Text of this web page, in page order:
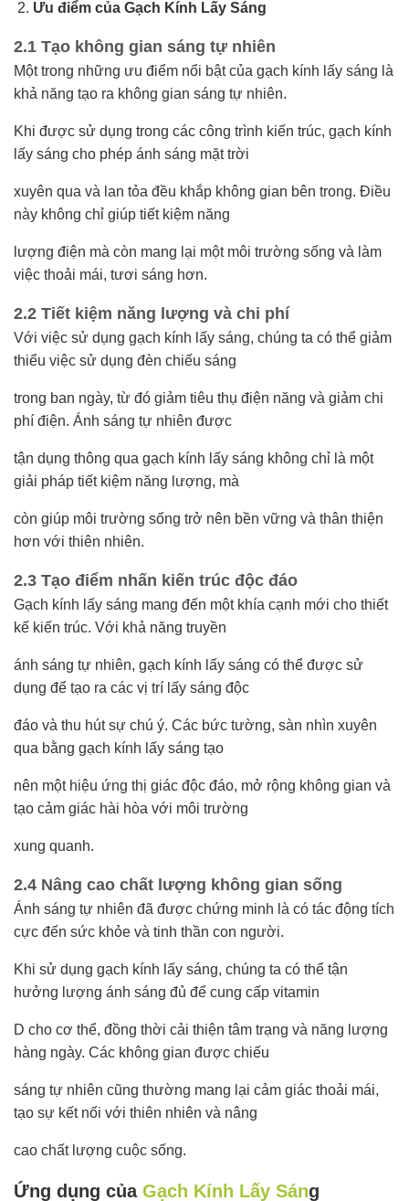
Ưu điểm của Gạch Kính Lấy Sáng
2.1 Tạo không gian sáng tự nhiên
Một trong những ưu điểm nổi bật của gạch kính lấy sáng là
khả năng tạo ra không gian sáng tự nhiên.
Khi được sử dụng trong các công trình kiến trúc, gạch kính
lấy sáng cho phép ánh sáng mặt trời
xuyên qua và lan tỏa đều khắp không gian bên trong. Điều
này không chỉ giúp tiết kiệm năng
lượng điện mà còn mang lại một môi trường sống và làm
việc thoải mái, tươi sáng hơn.
2.2 Tiết kiệm năng lượng và chi phí
Với việc sử dụng gạch kính lấy sáng, chúng ta có thể giảm
thiểu việc sử dụng đèn chiếu sáng
trong ban ngày, từ đó giảm tiêu thụ điện năng và giảm chi
phí điện. Ánh sáng tự nhiên được
tận dụng thông qua gạch kính lấy sáng không chỉ là một
giải pháp tiết kiệm năng lượng, mà
còn giúp môi trường sống trở nên bền vững và thân thiện
hơn với thiên nhiên.
2.3 Tạo điểm nhấn kiến trúc độc đáo
Gạch kính lấy sáng mang đến một khía cạnh mới cho thiết
kế kiến trúc. Với khả năng truyền
ánh sáng tự nhiên, gạch kính lấy sáng có thể được sử
dụng để tạo ra các vị trí lấy sáng độc
đáo và thu hút sự chú ý. Các bức tường, sàn nhìn xuyên
qua bằng gạch kính lấy sáng tạo
nên một hiệu ứng thị giác độc đáo, mở rộng không gian và
tạo cảm giác hài hòa với môi trường
xung quanh.
2.4 Nâng cao chất lượng không gian sống
Ánh sáng tự nhiên đã được chứng minh là có tác động tích
cực đến sức khỏe và tinh thần con người.
Khi sử dụng gạch kính lấy sáng, chúng ta có thể tận
hưởng lượng ánh sáng đủ để cung cấp vitamin
D cho cơ thể, đồng thời cải thiện tâm trạng và năng lượng
hàng ngày. Các không gian được chiếu
sáng tự nhiên cũng thường mang lại cảm giác thoải mái,
tạo sự kết nối với thiên nhiên và nâng
cao chất lượng cuộc sống.
Ứng dụng của Gạch Kính Lấy Sáng